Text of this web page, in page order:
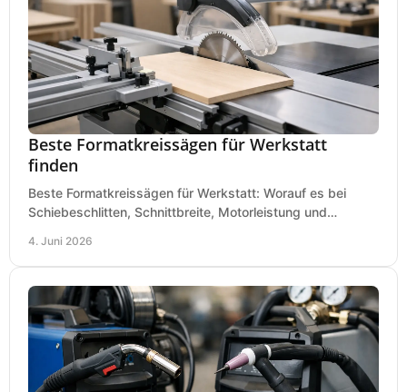
Beste Formatkreissägen für Werkstatt
finden
Beste Formatkreissägen für Werkstatt: Worauf es bei
Schiebeschlitten, Schnittbreite, Motorleistung und
4. Juni 2026